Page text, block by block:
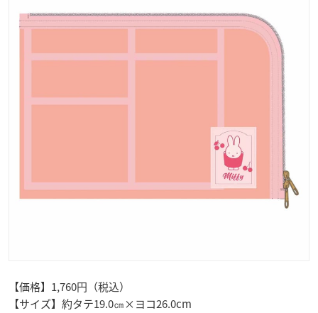
【価格】1,760円（税込）
【サイズ】約タテ19.0㎝×ヨコ26.0cm